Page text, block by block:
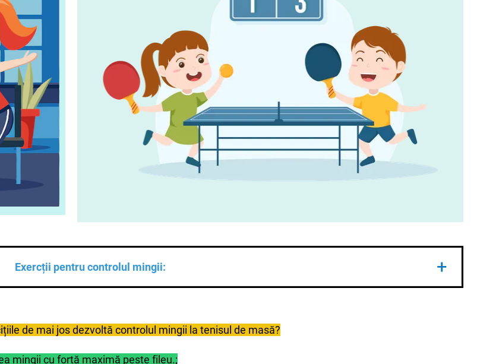
Exercții pentru controlul mingii: +
continuitatea schimbului. Scopul este menținerea mingii în joc, nu câștigarea punctului.
se pe unghiul paletei și pe contactul corect cu mingea.
de mai jos dezvoltă controlul mingii la tenisul de masă?
mingii cu forță maximă peste fileu.;